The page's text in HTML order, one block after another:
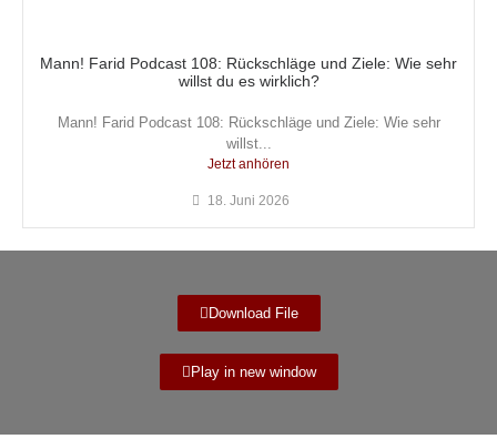
Mann! Farid Podcast 108: Rückschläge und Ziele: Wie sehr
willst du es wirklich?
Mann! Farid Podcast 108: Rückschläge und Ziele: Wie sehr
willst...
Jetzt anhören
18. Juni 2026
Download File
Play in new window